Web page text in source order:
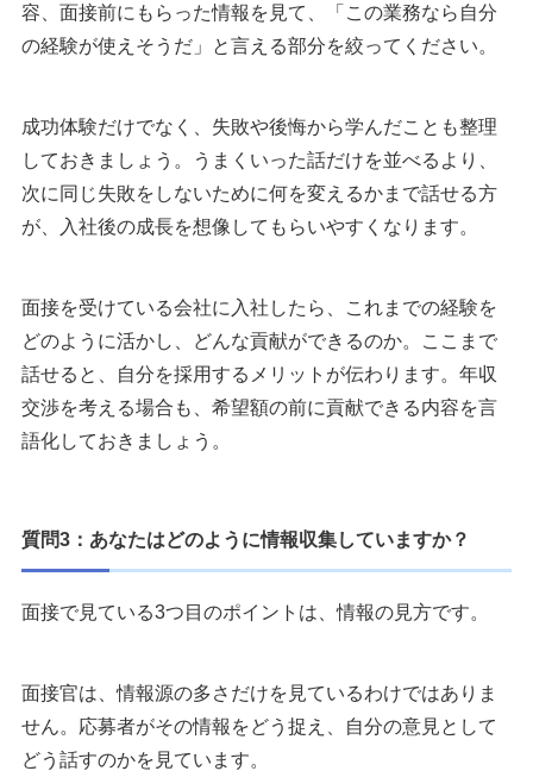
容、面接前にもらった情報を見て、「この業務なら自分
の経験が使えそうだ」と言える部分を絞ってください。
成功体験だけでなく、失敗や後悔から学んだことも整理
しておきましょう。うまくいった話だけを並べるより、
次に同じ失敗をしないために何を変えるかまで話せる方
が、入社後の成長を想像してもらいやすくなります。
面接を受けている会社に入社したら、これまでの経験を
どのように活かし、どんな貢献ができるのか。ここまで
話せると、自分を採用するメリットが伝わります。年収
交渉を考える場合も、希望額の前に貢献できる内容を言
語化しておきましょう。
質問3：あなたはどのように情報収集していますか？
面接で見ている3つ目のポイントは、情報の見方です。
面接官は、情報源の多さだけを見ているわけではありま
せん。応募者がその情報をどう捉え、自分の意見として
どう話すのかを見ています。